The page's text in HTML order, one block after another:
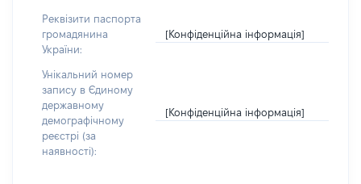
Реквізити паспорта
громадянина
України:
[Конфіденційна інформація]
Унікальний номер
запису в Єдиному
державному
демографічному
реєстрі (за
наявності):
[Конфіденційна інформація]